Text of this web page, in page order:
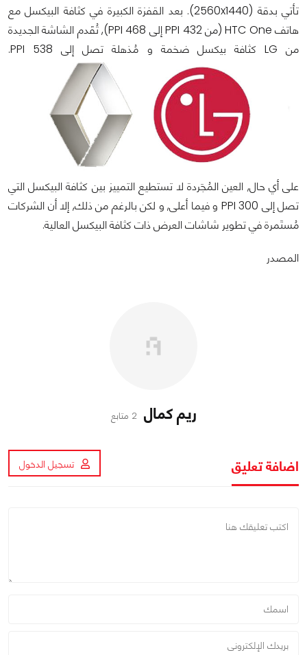
تأتي بدقة (2560x1440). بعد القفزة الكبيرة في كثافة البيكسل مع
هاتف HTC One (من 432 PPI إلى 468 PPI), تُقَدم الشاشة الجديدة
من LG كثافة بيكسل ضخمة و مُذهلة تصل إلى 538 PPI.
على أي حال, العين المُجَردة لا تستطيع التمييز بين كثافة البيكسل التي
تصل إلى 300 PPI و فيما أعلى, و لكن بالرغم من ذلك, إلا أن الشركات
مُستَمرة في تطوير شاشات العرض ذات كثافة البيكسل العالية.
المصدر
ريم كمال 2 متابع
اضافة تعليق تسجيل الدخول